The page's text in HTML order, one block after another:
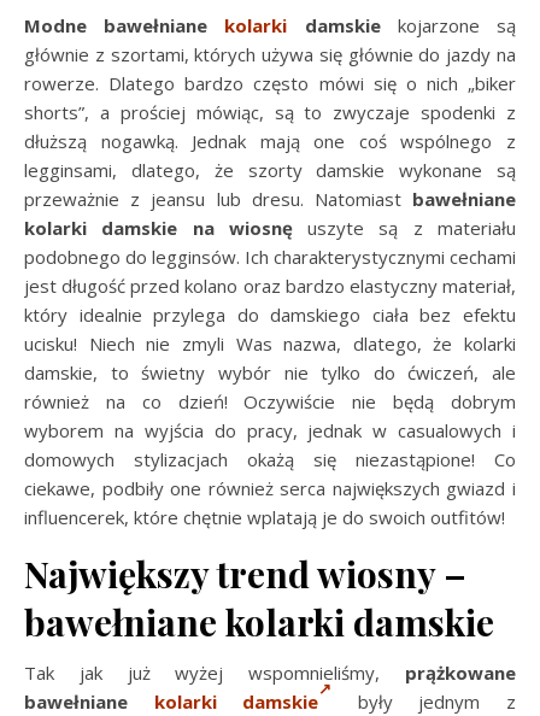
Modne bawełniane kolarki damskiekojarzone są
głównie z szortami, których używa się głównie do jazdy na
rowerze. Dlatego bardzo często mówi się o nich „biker
shorts”, a prościej mówiąc, są to zwyczaje spodenki z
dłuższą nogawką. Jednak mają one coś wspólnego z
legginsami, dlatego, że szorty damskie wykonane są
przeważnie z jeansu lub dresu. Natomiast bawełniane
kolarki damskie na wiosnęuszyte są z materiału
podobnego do legginsów. Ich charakterystycznymi cechami
jest długość przed kolano oraz bardzo elastyczny materiał,
który idealnie przylega do damskiego ciała bez efektu
ucisku! Niech nie zmyli Was nazwa, dlatego, że kolarki
damskie, to świetny wybór nie tylko do ćwiczeń, ale
również na co dzień! Oczywiście nie będą dobrym
wyborem na wyjścia do pracy, jednak w casualowych i
domowych stylizacjach okażą się niezastąpione! Co
ciekawe, podbiły one również serca największych gwiazd i
influencerek, które chętnie wplatają je do swoich outfitów!
Największy trend wiosny –
bawełniane kolarki damskie
Tak jak już wyżej wspomnieliśmy, prążkowane
bawełniane kolarki damskie
były jednym z